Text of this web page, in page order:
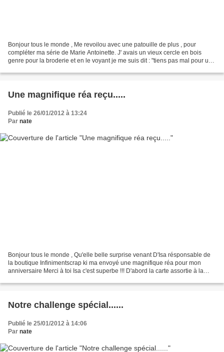
Bonjour tous le monde , Me revoilou avec une patouille de plus , pour
compléter ma série de Marie Antoinette. J' avais un vieux cercle en bois
genre pour la broderie et en le voyant je me suis dit : "tiens pas mal pour un
Une magnifique réa reçu.....
Publié le 26/01/2012 à 13:24
Par nate
Bonjour tous le monde , Qu'elle belle surprise venant D'Isa résponsable de
la boutique Infinimentscrap ki ma envoyé une magnifique réa pour mon
anniversaire Merci à toi Isa c'est superbe !!! D'abord la carte assortie à la
Notre challenge spécial......
Publié le 25/01/2012 à 14:06
Par nate